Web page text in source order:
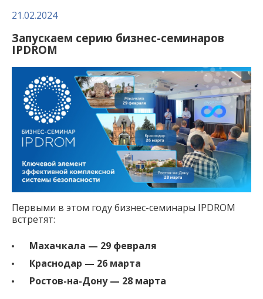
21.02.2024
Запускаем серию бизнес-семинаров
IPDROM
Первыми в этом году бизнес-семинары IPDROM
встретят:
Махачкала — 29 февраля
Краснодар — 26 марта
Ростов-на-Дону — 28 марта